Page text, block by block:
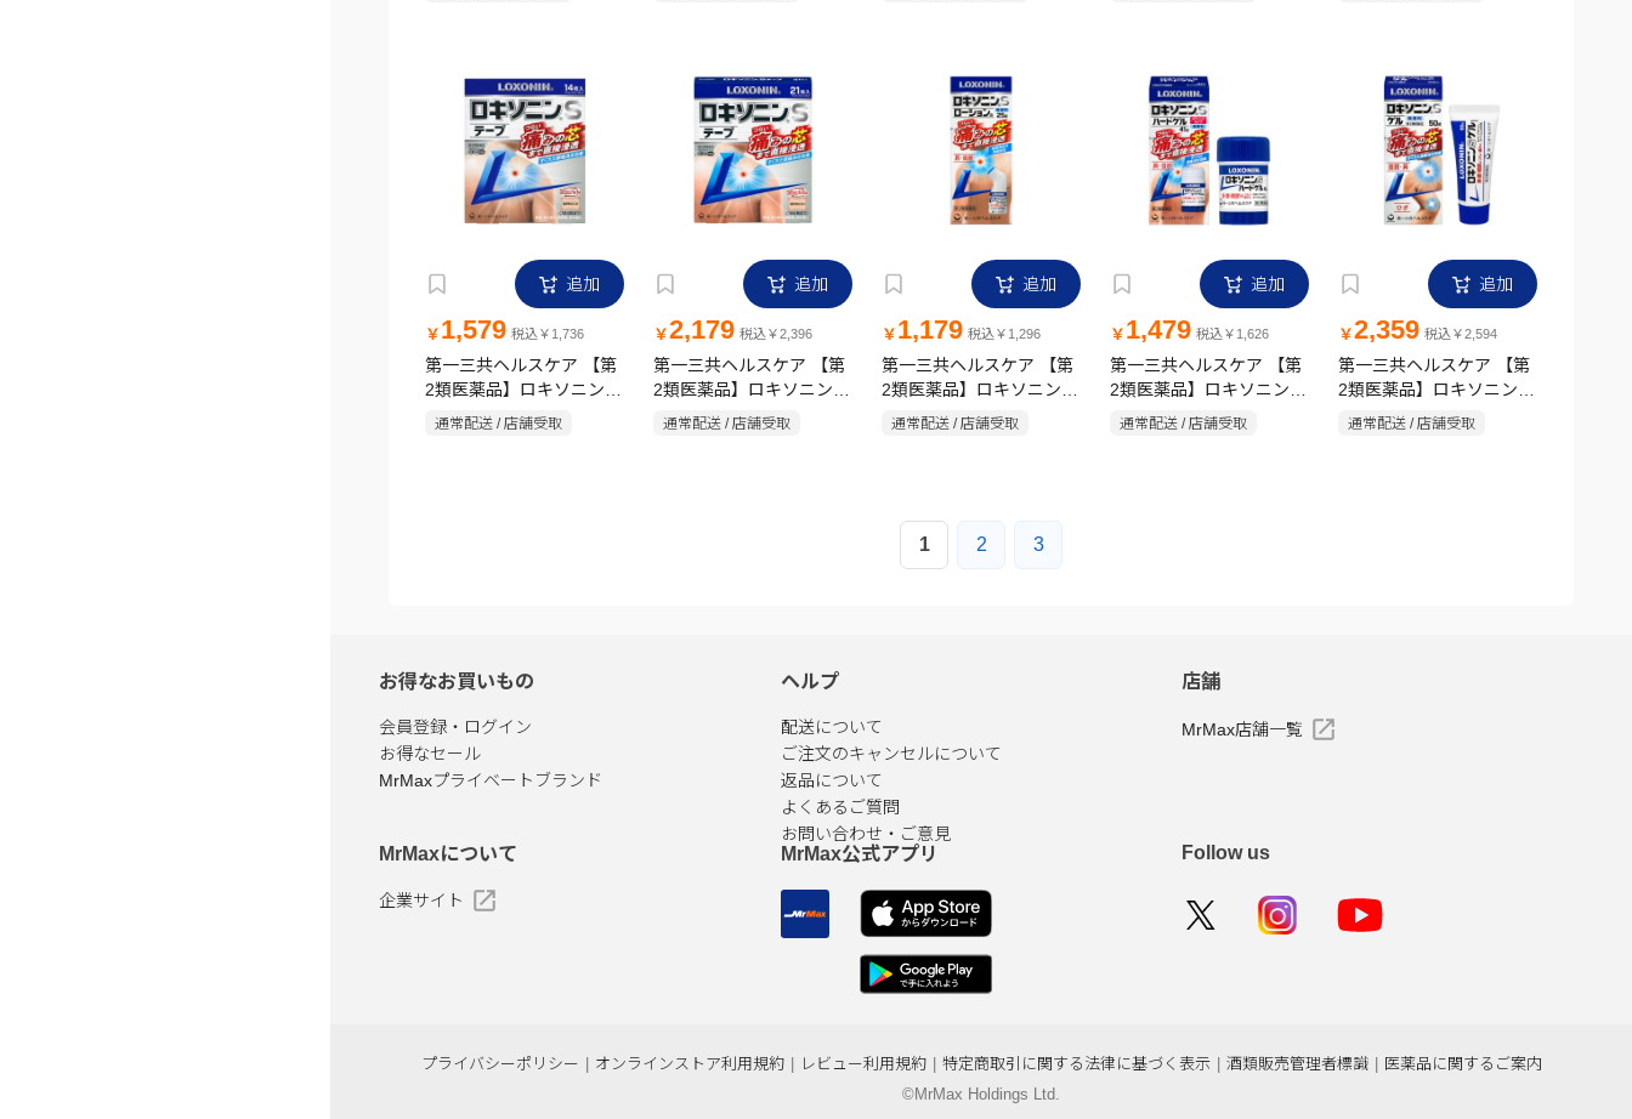
追加
￥ 1,579 税込￥1,736
第一三共ヘルスケア 【第
2類医薬品】ロキソニンS
テープ 14枚
通常配送 / 店舗受取
追加
￥2,179 税込￥2,396
第一三共ヘルスケア 【第
2類医薬品】ロキソニンS
テープ 21枚
通常配送 / 店舗受取
追加
￥ 1,179 税込￥1,296
第一三共ヘルスケア 【第
2類医薬品】ロキソニンS
ローションa 25g
通常配送 / 店舗受取
追加
￥ 1,479 税込￥1,626
第一三共ヘルスケア 【第
2類医薬品】ロキソニンS
ハードゲル 41g
通常配送 / 店舗受取
追加
￥2,359 税込￥2,594
第一三共ヘルスケア 【第
2類医薬品】ロキソニンS
ゲル 50g
通常配送 / 店舗受取
1 2 3
お得なお買いもの
会員登録・ログイン
お得なセール
MrMaxプライベートブランド
ヘルプ
配送について
ご注文のキャンセルについて
返品について
よくあるご質問
お問い合わせ・ご意見
店舗
MrMax店舗一覧
MrMaxについて
企業サイト
MrMax公式アプリ Follow us
プライバシーポリシー オンラインストア利用規約 レビュー利用規約 特定商取引に関する法律に基づく表示 酒類販売管理者標識
医薬品に関するご案内
©MrMax Holdings Ltd.